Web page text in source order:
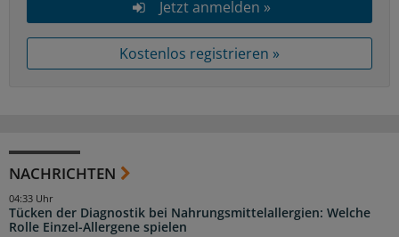
Jetzt anmelden »
Kostenlos registrieren »
NACHRICHTEN
Tücken der Diagnostik bei Nahrungsmittelallergien: Welche
Rolle Einzel-Allergene spielen
04:33 Uhr